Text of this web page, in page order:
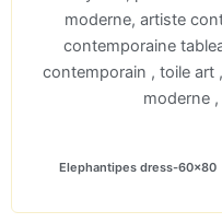
Elephantipes dress-60×80